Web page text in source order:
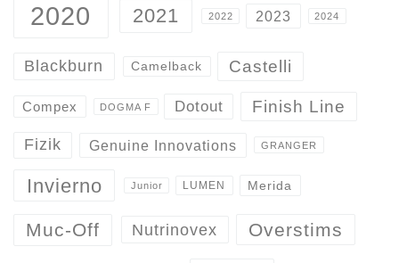
2020 2021 2022 2023 2024
Blackburn Camelback Castelli
Compex DOGMA F Dotout Finish Line
Fizik Genuine Innovations GRANGER
Invierno Junior LUMEN Merida
Muc-Off Nutrinovex Overstims